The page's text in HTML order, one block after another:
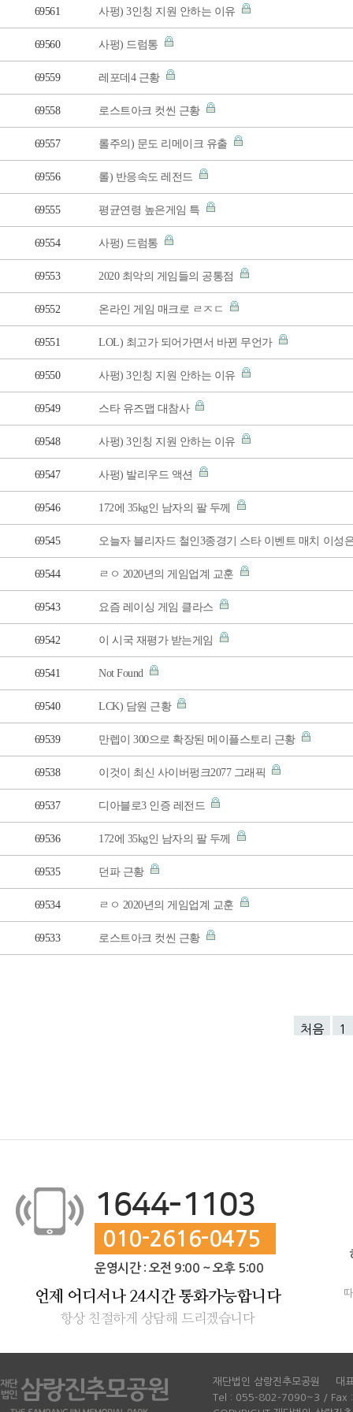
69561 사펑) 3인칭 지원 안하는 이유
69560 사펑) 드럼통
69559 레포데4 근황
69558 로스트아크 컷씬 근황
69557 롤주의) 문도 리메이크 유출
69556 롤) 반응속도 레전드
69555 평균연령 높은게임 특
69554 사펑) 드럼통
69553 2020 최악의 게임들의 공통점
69552 온라인 게임 매크로 ㄹㅈㄷ
69551 LOL) 최고가 되어가면서 바뀐 무언가
69550 사펑) 3인칭 지원 안하는 이유
69549 스타 유즈맵 대참사
69548 사펑) 3인칭 지원 안하는 이유
69547 사펑) 발리우드 액션
69546 172에 35kg인 남자의 팔 두께
69545 오늘자 블리자드 철인3종경기 스타 이벤트 매치 이성
69544 ㄹㅇ 2020년의 게임업계 교훈
69543 요즘 레이싱 게임 클라스
69542 이 시국 재평가 받는게임
69541 Not Found
69540 LCK) 담원 근황
69539 만렙이 300으로 확장된 메이플스토리 근황
69538 이것이 최신 사이버펑크2077 그래픽
69537 디아블로3 인증 레전드
69536 172에 35kg인 남자의 팔 두께
69535 던파 근황
69534 ㄹㅇ 2020년의 게임업계 교훈
69533 로스트아크 컷씬 근황
처음 1
1644-1103
010-2616-0475
운영시간 : 오전 9:00 ~ 오후 5:00
언제 어디서나 24시간 통화가능합니다
항상 친절하게 상담해 드리겠습니다
재단법인 삼랑진추모공원
대
Tel : 055-802-7090~3 / Fax